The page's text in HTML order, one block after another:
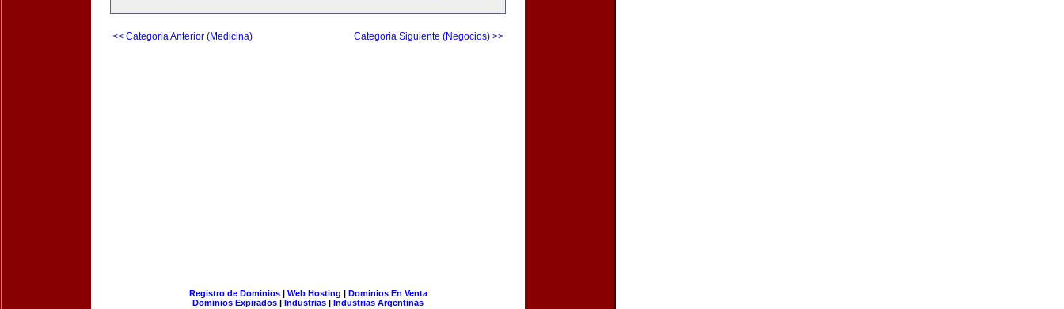
<< Categoria Anterior (Medicina) Categoria Siguiente (Negocios) >>
Registro de Dominios| Web Hosting | Dominios En Venta
Dominios Expirados | Industrias | Industrias Argentinas